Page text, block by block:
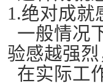
1.绝对成
一般情况
验感越强
在实际工